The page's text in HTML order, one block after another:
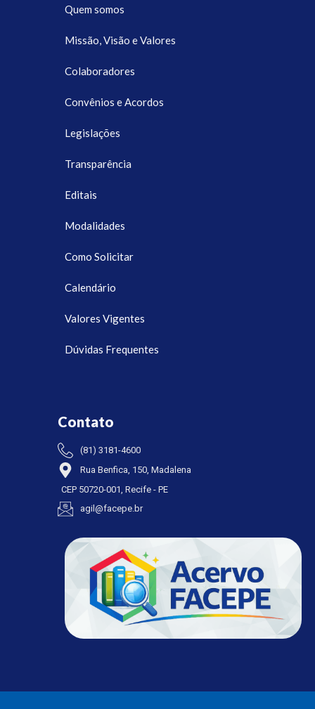
Quem somos
Missão, Visão e Valores
Colaboradores
Convênios e Acordos
Legislações
Transparência
Editais
Modalidades
Como Solicitar
Calendário
Valores Vigentes
Dúvidas Frequentes
Contato
(81) 3181-4600
Rua Benfica, 150, Madalena
CEP 50720-001, Recife - PE
agil@facepe.br